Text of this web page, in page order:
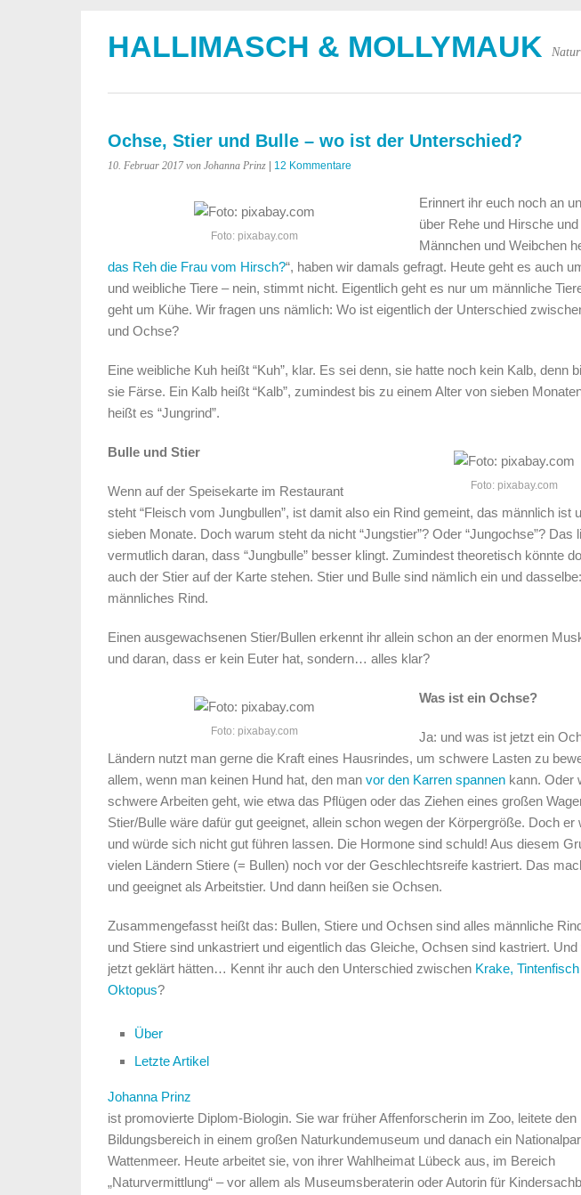
HALLIMASCH & MOLLYMAUK
Ochse, Stier und Bulle – wo ist der Unterschied?
10. Februar 2017 von Johanna Prinz 12 Kommentare
Foto: pixabay.com
Erinnert ihr euch noch an
über Rehe und Hirsche
Männchen und Weibchen
das Reh die Frau vom Hirsch?“, haben wir damals gefragt. Heute geht es auch
und weibliche Tiere – nein, stimmt nicht. Eigentlich geht es nur um männliche
geht um Kühe. Wir fragen uns nämlich: Wo ist eigentlich der Unterschied
und Ochse?
Eine weibliche Kuh heißt “Kuh”, klar. Es sei denn, sie hatte noch kein Kalb, denn
sie Färse. Ein Kalb heißt “Kalb”, zumindest bis zu einem Alter von sieben
heißt es “Jungrind”.
Foto: pixabay.com
Bulle und Stier
Wenn auf der Speisekarte im Restaurant
steht “Fleisch vom Jungbullen”, ist damit also ein Rind gemeint, das männlich ist
sieben Monate. Doch warum steht da nicht “Jungstier”? Oder “Jungochse”? Das
vermutlich daran, dass “Jungbulle” besser klingt. Zumindest theoretisch könnte
auch der Stier auf der Karte stehen. Stier und Bulle sind nämlich ein und
männliches Rind.
Einen ausgewachsenen Stier/Bullen erkennt ihr allein schon an der enormen
und daran, dass er kein Euter hat, sondern… alles klar?
Foto: pixabay.com
Was ist ein Ochse?
Ja: und was ist jetzt ein
Ländern nutzt man gerne die Kraft eines Hausrindes, um schwere Lasten zu
allem, wenn man keinen Hund hat, den man vor den Karren spannen kann. Oder
schwere Arbeiten geht, wie etwa das Pflügen oder das Ziehen eines großen
Stier/Bulle wäre dafür gut geeignet, allein schon wegen der Körpergröße. Doch er
und würde sich nicht gut führen lassen. Die Hormone sind schuld! Aus diesem
vielen Ländern Stiere (= Bullen) noch vor der Geschlechtsreife kastriert. Das
und geeignet als Arbeitstier. Und dann heißen sie Ochsen.
Zusammengefasst heißt das: Bullen, Stiere und Ochsen sind alles männliche
und Stiere sind unkastriert und eigentlich das Gleiche, Ochsen sind kastriert. Und
jetzt geklärt hätten… Kennt ihr auch den Unterschied zwischen Krake,
Oktopus?
Über
Letzte Artikel
Johanna Prinz
ist promovierte Diplom-Biologin. Sie war früher Affenforscherin im Zoo, leitete den
Bildungsbereich in einem großen Naturkundemuseum und danach ein
Wattenmeer. Heute arbeitet sie, von ihrer Wahlheimat Lübeck aus, im Bereich
„Naturvermittlung“ – vor allem als Museumsberaterin oder Autorin für